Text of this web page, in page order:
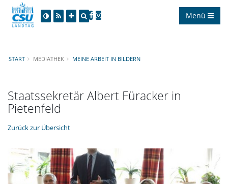
Menü
START MEDIATHEK MEINE ARBEIT IN BILDERN
Staatssekretär Albert Füracker in
Pietenfeld
Zurück zur Übersicht